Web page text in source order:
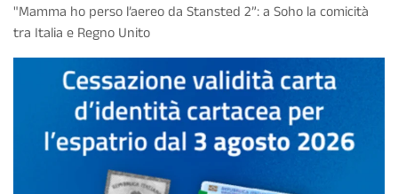
"Mamma ho perso l’aereo da Stansted 2”: a Soho la comicità
tra Italia e Regno Unito